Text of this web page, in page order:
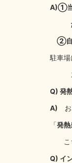
A)①当
ただ
②自
駐車場
スタ
Q) 発
A) お
「発
こち
Q) イ